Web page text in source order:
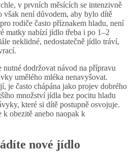
v prvních měsících se intenzivně
však není důvodem, aby bylo dítě
rodiče často příznakem hladu, není
matky nabízí jídlo třeba i po 1–2
neklidné, nedostatečně jídlo tráví,
dodržovat návod na přípravu
umělého mléka nenavyšovat.
je často chápána jako projev dobrého
množství jídla bez pocitu hladu
které si dítě postupně osvojuje.
obezitě anebo naopak k
nové jídlo